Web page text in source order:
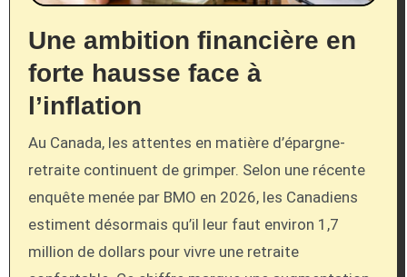
Une ambition financière en
forte hausse face à
l’inflation
Au Canada, les attentes en matière d’épargne-
retraite continuent de grimper. Selon une récente
enquête menée par BMO en 2026, les Canadiens
estiment désormais qu’il leur faut environ 1,7
million de dollars pour vivre une retraite